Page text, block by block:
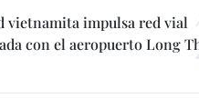
vietnamita impulsa red vial
con el aeropuerto Long